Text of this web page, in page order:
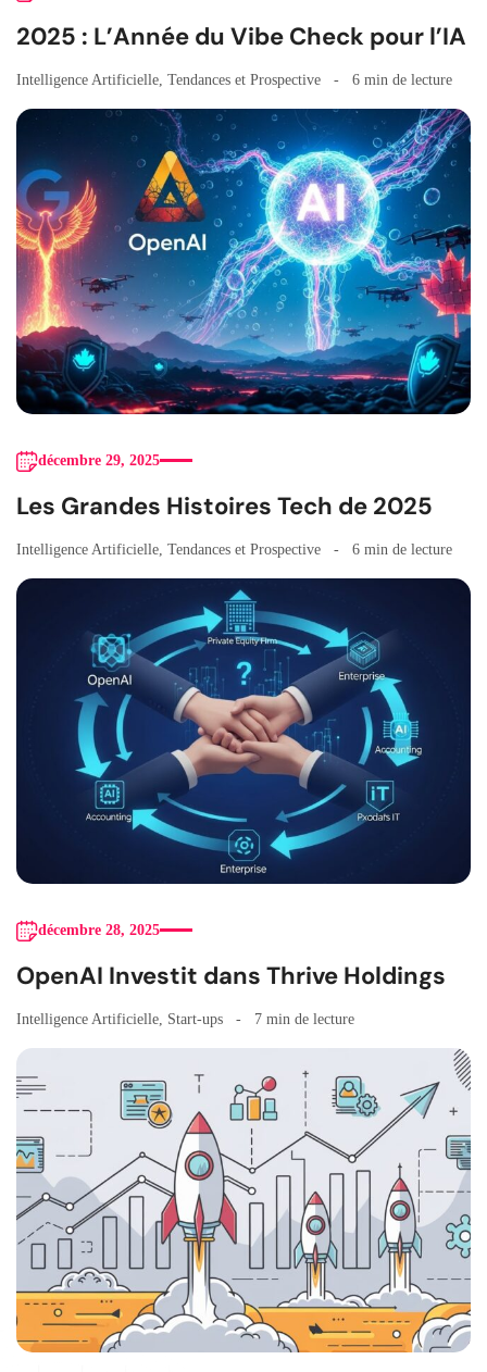
2025 : L’Année du Vibe Check pour l’IA
Intelligence Artificielle Tendances et Prospective 6 min de lecture
décembre 29, 2025
Les Grandes Histoires Tech de 2025
Intelligence Artificielle Tendances et Prospective 6 min de lecture
décembre 28, 2025
OpenAI Investit dans Thrive Holdings
Intelligence Artificielle Start-ups 7 min de lecture